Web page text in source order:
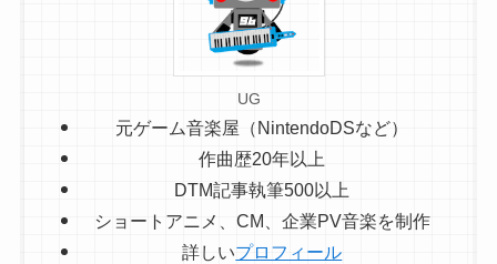
UG
元ゲーム音楽屋（NintendoDSなど）
作曲歴20年以上
DTM記事執筆500以上
ショートアニメ、CM、企業PV音楽を制作
詳しいプロフィール